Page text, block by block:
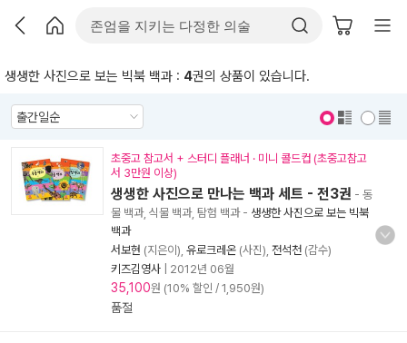
생생한 사진으로 보는 빅북 백과 : 4권의 상품이 있습니다.
초중고 참고서 + 스터디 플래너 · 미니 콜드컵 (초중고참고
서 3만원 이상)
생생한 사진으로 만나는 백과 세트 - 전3권 - 동
물 백과, 식물 백과, 탐험 백과- 생생한 사진으로 보는 빅북
백과
서보현 (지은이), 유로크레온 (사진), 전석천 (감수)
키즈김영사
2012년 06월
35,100원 (10% 할인 / 1,950원)
품절